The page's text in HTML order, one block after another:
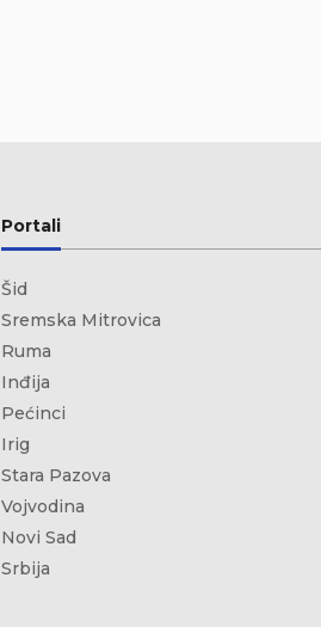
Portali
Šid
Sremska Mitrovica
Ruma
Inđija
Pećinci
Irig
Stara Pazova
Vojvodina
Novi Sad
Srbija